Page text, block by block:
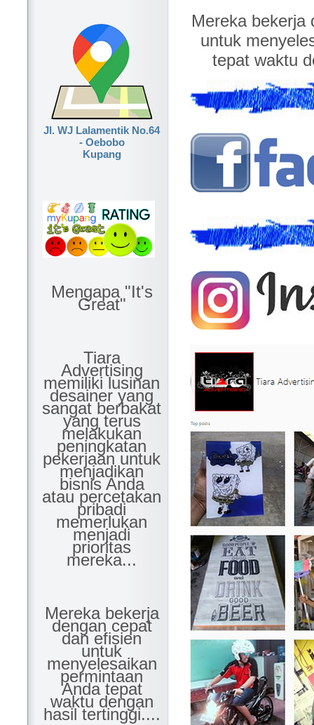
Jl. WJ Lalamentik No.64
- Oebobo
Kupang
Mengapa "It's
Great"
Tiara
Advertising
memiliki lusinan
desainer yang
sangat berbakat
yang terus
melakukan
peningkatan
pekerjaan untuk
menjadikan
bisnis Anda
atau percetakan
pribadi
memerlukan
menjadi
prioritas
mereka...
Mereka bekerja
dengan cepat
dan efisien
untuk
menyelesaikan
permintaan
Anda tepat
waktu dengan
hasil tertinggi....
Mereka bekerja
untuk
tepat waktu